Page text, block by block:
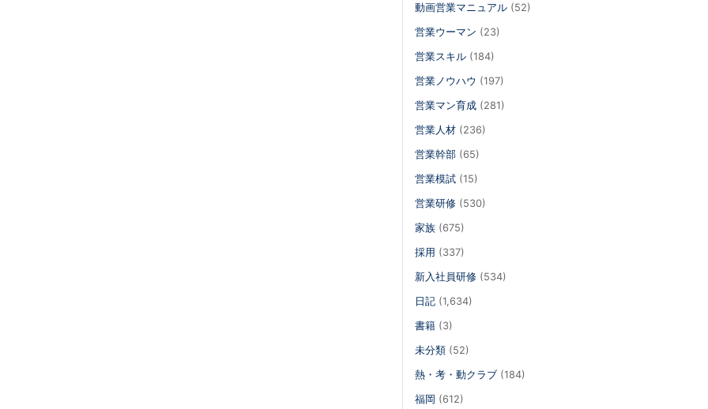
動画営業マニュアル (52)
営業ウーマン (23)
営業スキル (184)
営業ノウハウ (197)
営業マン育成 (281)
営業人材 (236)
営業幹部 (65)
営業模試 (15)
営業研修 (530)
家族 (675)
採用 (337)
新入社員研修 (534)
日記 (1,634)
書籍 (3)
未分類 (52)
熱・考・動クラブ (184)
福岡 (612)